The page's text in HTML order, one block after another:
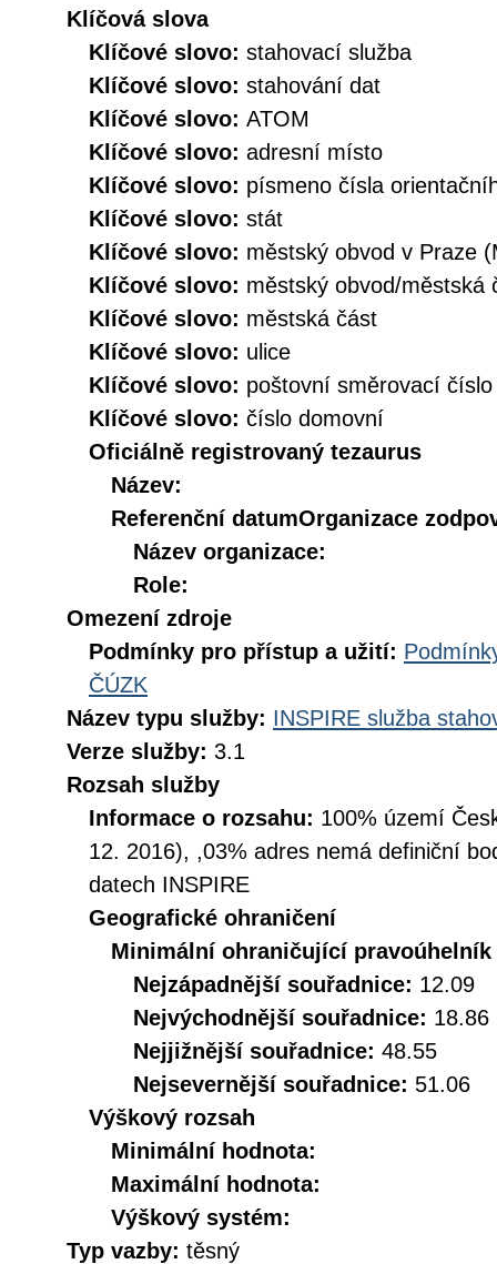
Klíčová slova
Klíčové slovo: stahovací služba
Klíčové slovo: stahování dat
Klíčové slovo: ATOM
Klíčové slovo: adresní místo
Klíčové slovo: písmeno čísla
Klíčové slovo: stát
Klíčové slovo: městský obvod v Praze
Klíčové slovo: městský obvod/městská
Klíčové slovo: městská část
Klíčové slovo: ulice
Klíčové slovo: poštovní směrovací číslo
Klíčové slovo: číslo domovní
Oficiálně registrovaný tezaurus
Název:
Referenční datumOrganizace
Název organizace:
Role:
Omezení zdroje
Podmínky pro přístup a užití:
ČÚZK
Název typu služby: INSPIRE služba
Verze služby: 3.1
Rozsah služby
Informace o rozsahu: 100% území
12. 2016), ,03% adres nemá definiční
datech INSPIRE
Geografické ohraničení
Minimální ohraničující pravoúhelník
Nejzápadnější souřadnice: 12.09
Nejvýchodnější souřadnice: 18.86
Nejjižnější souřadnice: 48.55
Nejsevernější souřadnice: 51.06
Výškový rozsah
Minimální hodnota:
Maximální hodnota:
Výškový systém:
Typ vazby: těsný